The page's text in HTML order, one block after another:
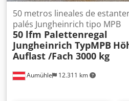
Aumühle 12.311 km
50 metros lineales de
palés Jungheinrich tipo MPB
50 lfm Palettenregal
Jungheinrich TypMPB
Auflast /Fach 3000 kg